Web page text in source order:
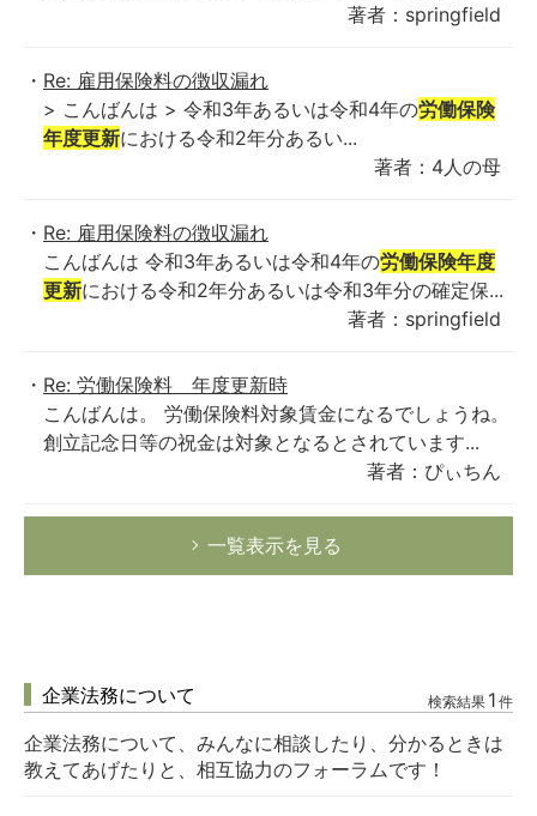
著者：springfield
Re: 雇用保険料の徴収漏れ
> こんばんは > 令和3年あるいは令和4年の労働保険
年度更新における令和2年分あるい...
著者：4人の母
Re: 雇用保険料の徴収漏れ
こんばんは 令和3年あるいは令和4年の労働保険年度
更新における令和2年分あるいは令和3年分の確定保...
著者：springfield
Re: 労働保険料 年度更新時
こんばんは。 労働保険料対象賃金になるでしょうね。
創立記念日等の祝金は対象となるとされています...
著者：ぴぃちん
一覧表示を見る
企業法務について 検索結果 1 件
企業法務について、みんなに相談したり、分かるときは
教えてあげたりと、相互協力のフォーラムです！